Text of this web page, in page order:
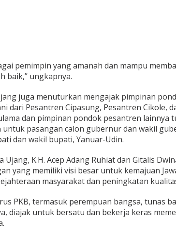
pemimpin yang amanah dan mampu
baik,” ungkapnya.
juga menuturkan mengajak pimpinan
dari Pesantren Cipasung, Pesantren Cikole,
dan pimpinan pondok pesantren lainnya
pasangan calon gubernur dan wakil
dan wakil bupati, Yanuar-Udin.
Ujang, K.H. Acep Adang Ruhiat dan Gitalis
yang memiliki visi besar untuk kemajuan
masyarakat dan peningkatan
PKB, termasuk perempuan bangsa, tunas
diajak untuk bersatu dan bekerja keras